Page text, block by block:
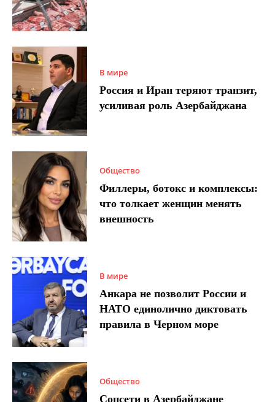
В мире
Россия и Иран теряют транзит,
усиливая роль Азербайджана
Общество
Филлеры, ботокс и комплексы:
что толкает женщин менять
внешность
В мире
Анкара не позволит России и
НАТО единолично диктовать
правила в Черном море
Общество
Соцсети в Азербайджане